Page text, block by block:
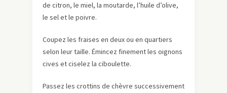
de citron, le miel, la moutarde, l’huile d’olive,
le sel et le poivre.
Coupez les fraises en deux ou en quartiers
selon leur taille. Émincez finement les oignons
cives et ciselez la ciboulette.
Passez les crottins de chèvre successivement